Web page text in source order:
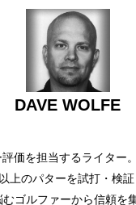
DAVE WOLFE
価を担当するライター。
上のパターを試打・検
ゴルファーから信頼を